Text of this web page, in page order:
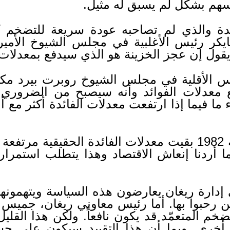
بشكل لم يسبق له مثيل.
والذي لم تصاحبه عودة سريعة للتضخم
رئيس الأغلبية في مجلس الشيوخ
يقول إن عجز الخزينة هو الذي سيدفع بمعدلات
الأقلية في مجلس الشيوخ روبرت بيرد
الفوائد وأنه سيصبح من الضروري
ما فيما إذا ارتفعت معدلات الفائدة أكثر
أردنا إنعاش الاقتصاد وهذا يتطلب
ريغان يعارضون هذه السياسة ويتهمونها
رحبوا بها. أما رئيس معاوني ريغان، جميس
المتعمّد قد يكون نافعاً. ولكن هذا